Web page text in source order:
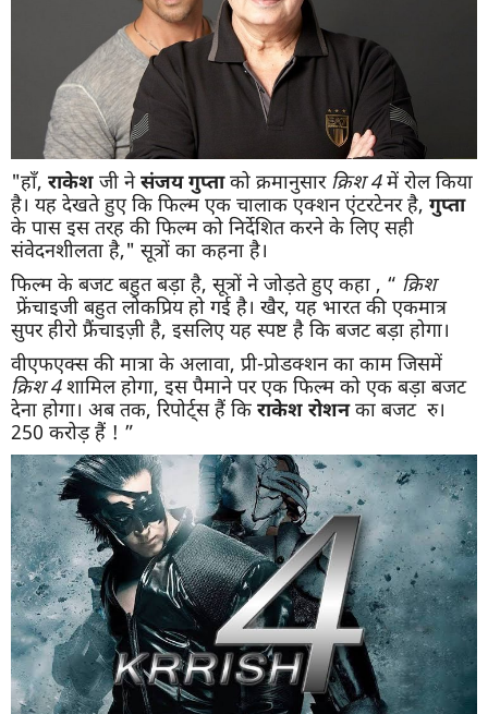
"हाँ, राकेश जी नेसंजय गुप्ताको क्रमानुसारक्रिश 4में रोल किया
है। यह देखते हुए कि फिल्म एक चालाक एक्शन एंटरटेनर है, गुप्ता
के पास इस तरह की फिल्म को निर्देशित करने के लिए सही
संवेदनशीलता है," सूत्रों का कहना है।
फिल्म के बजट बहुत बड़ा है, सूत्रों ने जोड़ते हुए कहा , “ क्रिश
फ्रेंचाइजी बहुत लोकप्रिय हो गई है। खैर, यह भारत की एकमात्र
सुपर हीरो फ्रैंचाइज़ी है, इसलिए यह स्पष्ट है कि बजट बड़ा होगा।
वीएफएक्स की मात्रा के अलावा, प्री-प्रोडक्शन का काम जिसमें
क्रिश 4शामिल होगा, इस पैमाने पर एक फिल्म को एक बड़ा बजट
देना होगा। अब तक, रिपोर्ट्स हैं कि राकेश रोशनका बजट रु।
250 करोड़ हैं ! ”